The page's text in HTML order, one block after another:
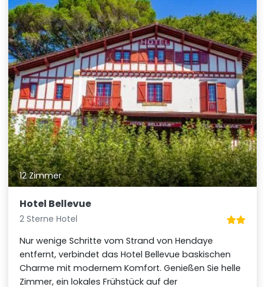
12 Zimmer
Hotel Bellevue
2 Sterne Hotel
Nur wenige Schritte vom Strand von Hendaye
entfernt, verbindet das Hotel Bellevue baskischen
Charme mit modernem Komfort. Genießen Sie helle
Zimmer, ein lokales Frühstück auf der